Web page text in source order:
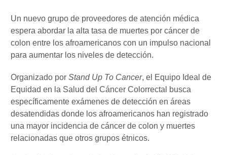
Un nuevo grupo de proveedores de atención médica
espera abordar la alta tasa de muertes por cáncer de
colon entre los afroamericanos con un impulso nacional
para aumentar los niveles de detección.
Organizado por Stand Up To Cancer, el Equipo Ideal de
Equidad en la Salud del Cáncer Colorrectal busca
específicamente exámenes de detección en áreas
desatendidas donde los afroamericanos han registrado
una mayor incidencia de cáncer de colon y muertes
relacionadas que otros grupos étnicos.